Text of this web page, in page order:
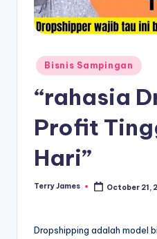
Posted
in
Bisnis Sampingan
“rahasia
Profit
Hari”
Posted
Terry James October 21,
Dropshipping adalah model